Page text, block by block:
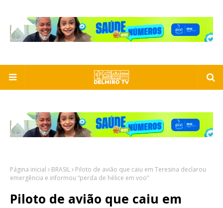
Página inicial BRASIL
Piloto de avião que caiu em Teresina declarou
emergência e informou “perda de hélice em voo”
Piloto de avião que caiu em